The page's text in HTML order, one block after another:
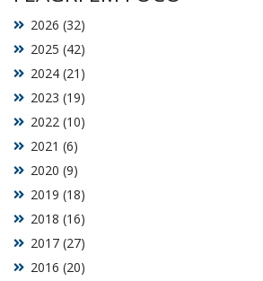
2016 (20)
2017 (27)
2018 (16)
2019 (18)
2020 (9)
2021 (6)
2022 (10)
2023 (19)
2024 (21)
2025 (42)
2026 (32)